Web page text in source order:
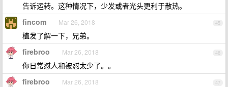
告诉运转。这种情况下，少发或者光头更利于散热。
45
fincom Mar 26, 2018
植发了解一下，兄弟。
46
firebroo Mar 26, 2018
你日常怼人和被怼太少了。。
47
firebroo Mar 26, 2018